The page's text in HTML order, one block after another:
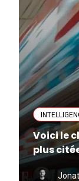
Voici le
plus